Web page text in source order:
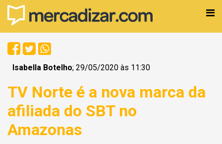
Isabella Botelho; 29/05/2020 às 11:30
TV Norte é a nova marca da
afiliada do SBT no
Amazonas